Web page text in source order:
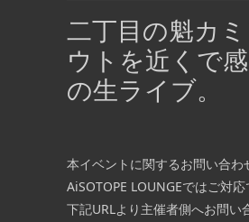
二丁目の魁カ
ウトを近くで
の生ライブ。
本イベントに関するお問い合わ
AiSOTOPE LOUNGEではご対応
下記URLより主催者側へお問い